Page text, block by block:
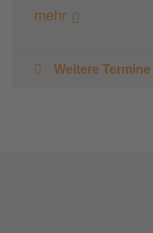
mehr
Weitere Termine